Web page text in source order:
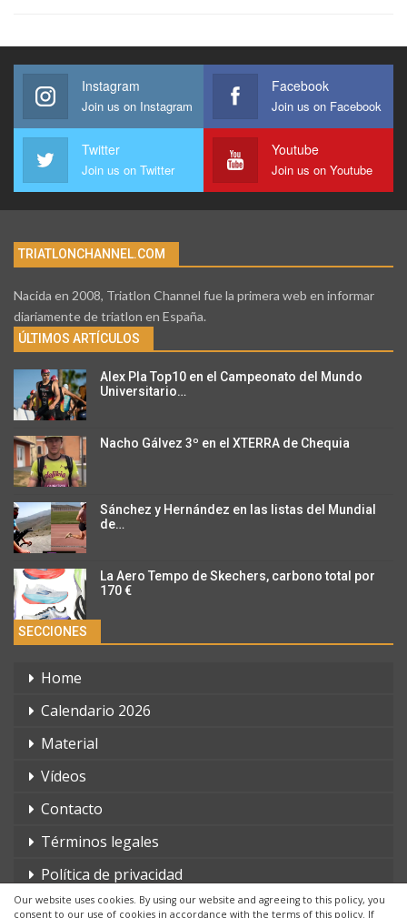
Our website uses cookies. By using our website and agreeing to this policy, you
consent to our use of cookies in accordance with the terms of this policy. If
Instagram
Join us on Instagram
Facebook
Join us on Facebook
Twitter
Join us on Twitter
Youtube
Join us on Youtube
TRIATLONCHANNEL.COM
Nacida en 2008, Triatlon Channel fue la primera web en informar
diariamente de triatlon en España.
ÚLTIMOS ARTÍCULOS
Alex Pla Top10 en el Campeonato del Mundo
Universitario…
Nacho Gálvez 3º en el XTERRA de Chequia
Sánchez y Hernández en las listas del Mundial
de…
La Aero Tempo de Skechers, carbono total por
170 €
SECCIONES
Home
Calendario 2026
Material
Vídeos
Contacto
Términos legales
Política de privacidad